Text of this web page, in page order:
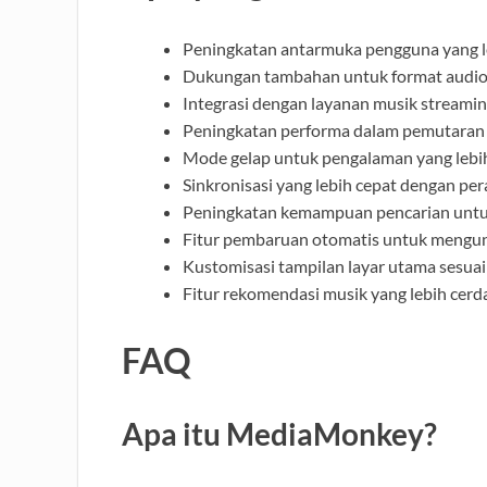
Peningkatan antarmuka pengguna
Dukungan tambahan untuk format
Integrasi dengan layanan musik
Peningkatan performa dalam
Mode gelap untuk pengalaman yang
Sinkronisasi yang lebih cepat dengan
Peningkatan kemampuan pencarian
Fitur pembaruan otomatis untuk
Kustomisasi tampilan layar utama
Fitur rekomendasi musik yang lebih
FAQ
Apa itu MediaMonkey?